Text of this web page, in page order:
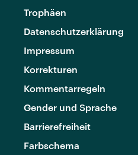
Trophäen
Datenschutzerklärung
Impressum
Korrekturen
Kommentarregeln
Gender und Sprache
Barrierefreiheit
Farbschema